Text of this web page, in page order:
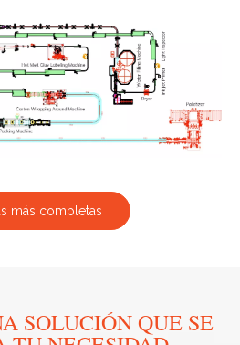
más completas
SOLUCIÓN QUE SE